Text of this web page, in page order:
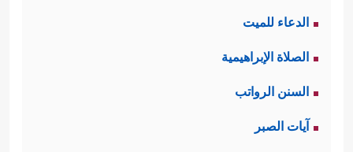
الدعاء للميت
الصلاة الإبراهيمية
السنن الرواتب
آيات الصبر